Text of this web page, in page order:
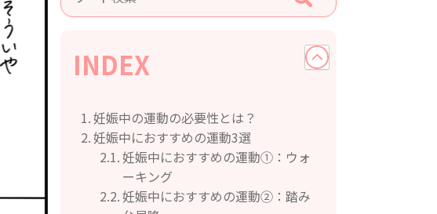
INDEX
妊娠中の運動の必要性とは？
妊娠中におすすめの運動3選
妊娠中におすすめの運動①：ウォ
ーキング
妊娠中におすすめの運動②：踏み